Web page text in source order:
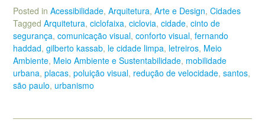
Posted in Acessibilidade, Arquitetura, Arte e Design, Cidades
Tagged Arquitetura, ciclofaixa, ciclovia, cidade, cinto de
segurança, comunicação visual, conforto visual, fernando
haddad, gilberto kassab, le cidade limpa, letreiros, Meio
Ambiente, Meio Ambiente e Sustentabilidade, mobilidade
urbana, placas, poluição visual, redução de velocidade, santos,
são paulo, urbanismo